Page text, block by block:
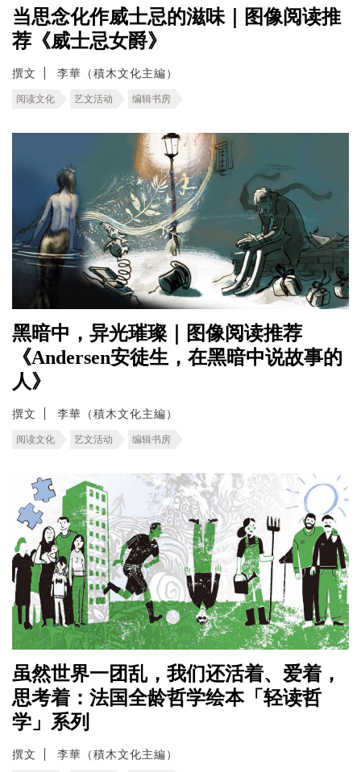
当思念化作威士忌的滋味｜图像阅读推
荐《威士忌女爵》
撰文 李華（積木文化主編）
阅读文化 艺文活动 编辑书房
黑暗中，异光璀璨｜图像阅读推荐
《Andersen安徒生，在黑暗中说故事的
人》
撰文 李華（積木文化主編）
阅读文化 艺文活动 编辑书房
虽然世界一团乱，我们还活着、爱着，
思考着：法国全龄哲学绘本「轻读哲
学」系列
撰文 李華（積木文化主編）